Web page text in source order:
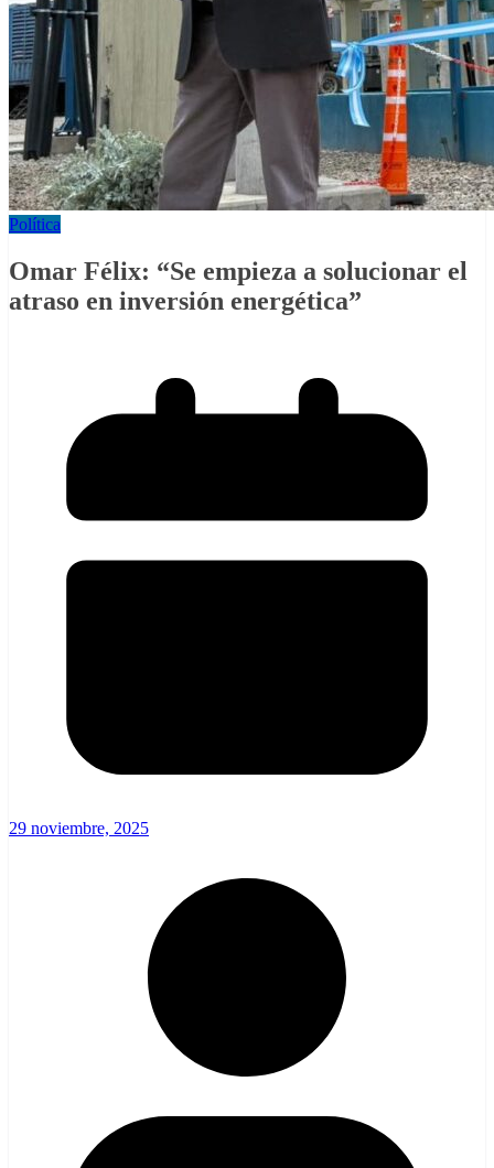
Política
Omar Félix: “Se empieza a solucionar el
atraso en inversión energética”
29 noviembre, 2025